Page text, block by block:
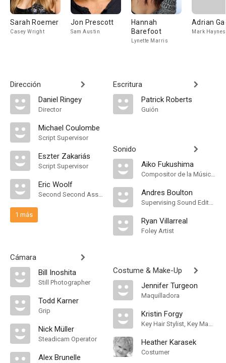
Sarah Roemer
Casey Wright
Jon Prescott
Sam Austin
Hannah
Barefoot
Lynette Marris
Adrian
Mark Haynes
Dirección
Daniel Ringey
Director
Michael Coulombe
Script Supervisor
Eszter Zakariás
Script Supervisor
Eric Woolf
Second Second Assistant Director
1 más
Cámara
Bill Inoshita
Still Photographer
Todd Karner
Grip
Nick Müller
Steadicam Operator
Alex Brunelle
Escritura
Patrick Roberts
Guión
Sonido
Aiko Fukushima
Compositor de la Música Original
Andres Boulton
Supervising Sound Editor, Mezclador de Re-Grabación de Sonido
Ryan Villarreal
Foley Artist
Costume & Make-Up
Jennifer Turgeon
Maquilladora
Kristin Forgy
Key Hair Stylist, Key Makeup Artist
Heather Karasek
Costumer